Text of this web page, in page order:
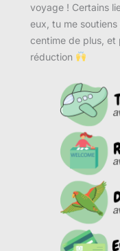
voyage ! Certains
eux, tu me
centime de plus, et
réduction